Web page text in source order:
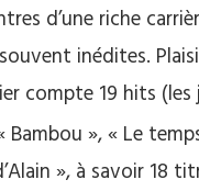
d’une riche
inédites.
compte 19 hits
Bambou », « Le
», à savoir 18